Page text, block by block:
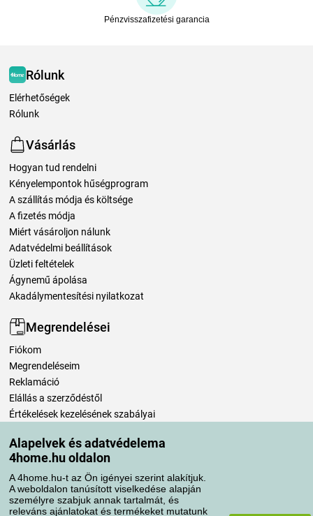
Alapelvek és adatvédelema
4home.hu oldalon
A 4home.hu-t az Ön igényei szerint alakítjuk.
A weboldalon tanúsított viselkedése alapján
személyre szabjuk annak tartalmát, és
releváns ajánlatokat és termékeket mutatunk
Pénzvisszafizetési garancia
Rólunk
Elérhetőségek
Rólunk
Vásárlás
Hogyan tud rendelni
Kényelempontok hűségprogram
A szállítás módja és költsége
A fizetés módja
Miért vásároljon nálunk
Adatvédelmi beállítások
Üzleti feltételek
Ágynemű ápolása
Akadálymentesítési nyilatkozat
Megrendelései
Fiókom
Megrendeléseim
Reklamáció
Elállás a szerződéstől
Értékelések kezelésének szabályai
Szállítási módok
Fizetési módok